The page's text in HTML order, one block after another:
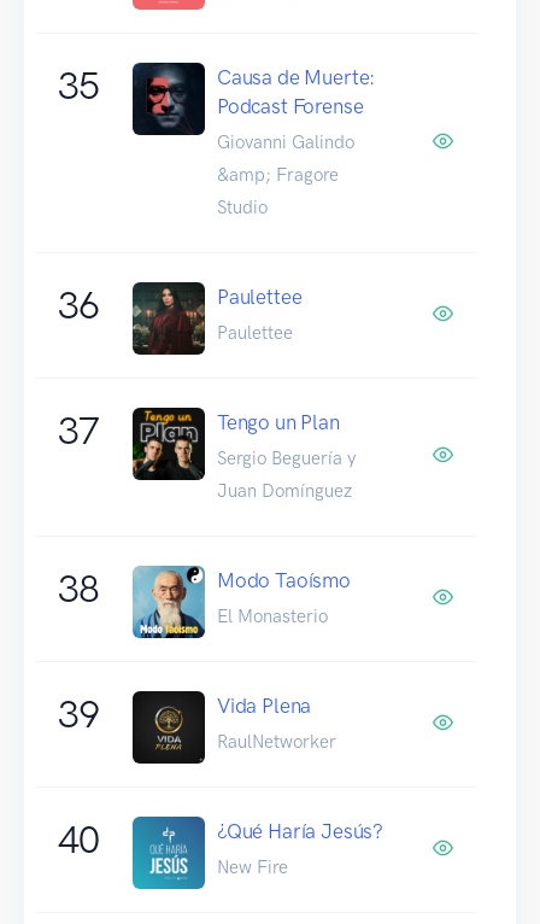
35
Causa de Muerte:
Podcast Forense
Giovanni Galindo
&amp; Fragore
Studio
36 Paulettee
Paulettee
37 Tengo un Plan
Sergio Beguería y
Juan Domínguez
38 Modo Taoísmo
El Monasterio
39 Vida Plena
RaulNetworker
40 ¿Qué Haría Jesús?
New Fire